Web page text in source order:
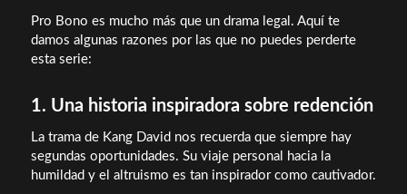
Pro Bono es mucho más que un drama legal. Aquí te
damos algunas razones por las que no puedes perderte
esta serie:
1. Una historia inspiradora sobre redención
La trama de Kang David nos recuerda que siempre hay
segundas oportunidades. Su viaje personal hacia la
humildad y el altruismo es tan inspirador como cautivador.